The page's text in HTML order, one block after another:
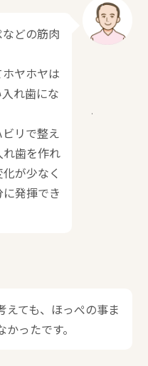
どの筋肉
ヤホヤは
れ歯にな
リで整え
歯を作れ
が少なく
発揮でき
えても、ほっぺの事ま
ったです。